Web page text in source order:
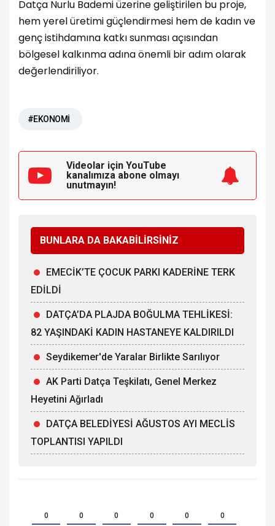
Datça Nurlu Bademi üzerine geliştirilen bu proje,
hem yerel üretimi güçlendirmesi hem de kadın ve
genç istihdamına katkı sunması açısından
bölgesel kalkınma adına önemli bir adım olarak
değerlendiriliyor.
#EKONOMİ
Videolar için YouTube
kanalımıza abone olmayı
unutmayın!
BUNLARA DA BAKABİLİRSİNİZ
EMECİK’TE ÇOCUK PARKI KADERİNE TERK
EDİLDİ
DATÇA’DA PLAJDA BOĞULMA TEHLİKESİ:
82 YAŞINDAKİ KADIN HASTANEYE KALDIRILDI
Seydikemer'de Yaralar Birlikte Sarılıyor
AK Parti Datça Teşkilatı, Genel Merkez
Heyetini Ağırladı
DATÇA BELEDİYESİ AĞUSTOS AYI MECLİS
TOPLANTISI YAPILDI
0 0 0 0 0 0